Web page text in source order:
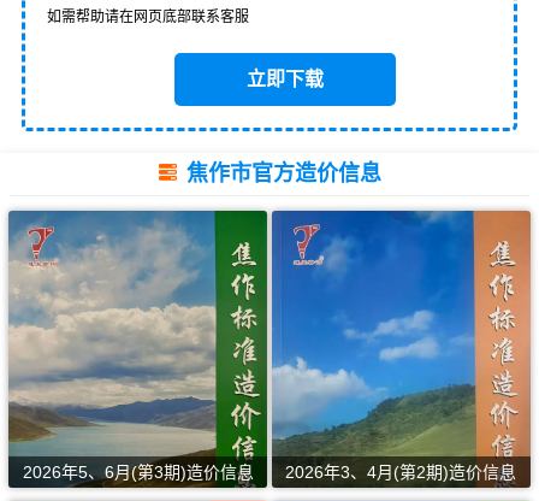
如需帮助请在网页底部联系客服
立即下载
焦作市官方造价信息
2026年5、6月(第3期)造价信息 2026年3、4月(第2期)造价信息